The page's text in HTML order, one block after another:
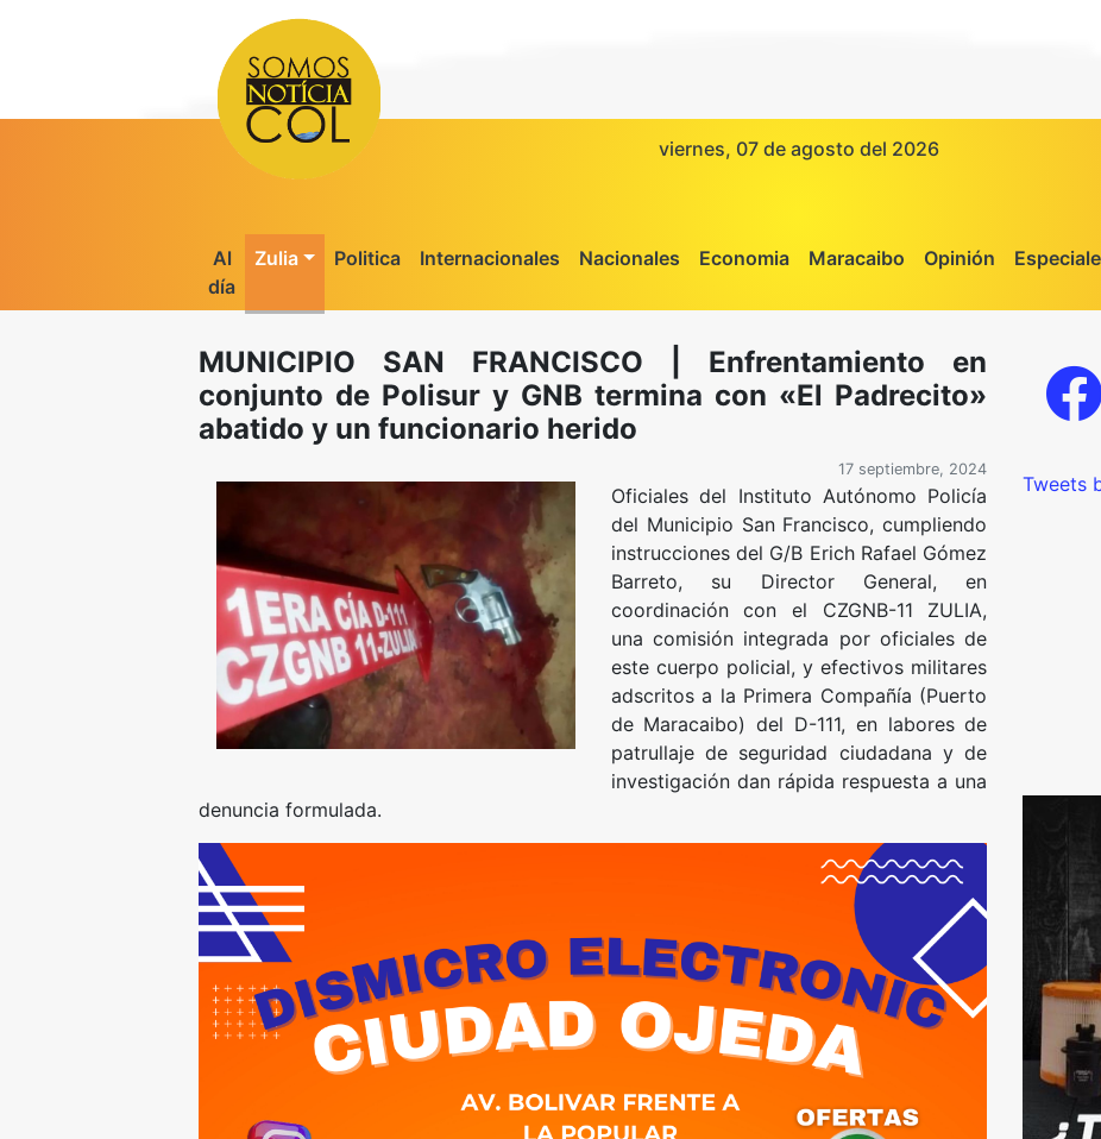
viernes, 07 de agosto del 2026
Al
día
Zulia Politica Internacionales Nacionales Economia Maracaibo Opinión
MUNICIPIO SAN FRANCISCO | Enfrentamiento en
conjunto de Polisur y GNB termina con «El Padrecito»
abatido y un funcionario herido
17 septiembre, 2024
Oficiales del Instituto Autónomo Policía
del Municipio San Francisco, cumpliendo
instrucciones del G/B Erich Rafael Gómez
Barreto, su Director General, en
coordinación con el CZGNB-11 ZULIA,
una comisión integrada por oficiales de
este cuerpo policial, y efectivos militares
adscritos a la Primera Compañía (Puerto
de Maracaibo) del D-111, en labores de
patrullaje de seguridad ciudadana y de
investigación dan rápida respuesta a una
denuncia formulada.
Tweets